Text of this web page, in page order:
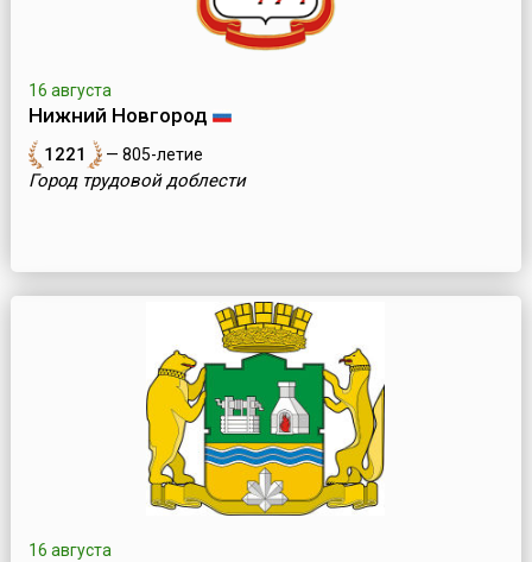
16 августа
Нижний Новгород
1221 — 805-летие
Город трудовой доблести
16 августа